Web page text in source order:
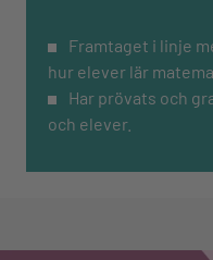
Framtaget i linje
hur elever lär
Har prövats och
och elever.